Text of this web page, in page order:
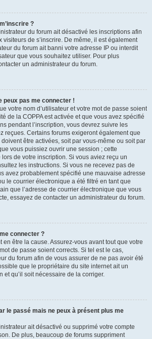
?
du forum ait désactivé les inscriptions afin
visiteurs de s’inscrire. De même, il est également
du forum ait banni votre adresse IP ou interdit
que vous souhaitez utiliser. Pour plus
un administrateur du forum.
peux pas me connecter !
votre nom d’utilisateur et votre mot de passe soient
de la COPPA est activée et que vous avez spécifié
pendant l’inscription, vous devrez suivre les
reçues. Certains forums exigeront également que
être activées, soit par vous-même ou soit par
vous puissiez ouvrir une session ; cette
de votre inscription. Si vous aviez reçu un
les instructions. Si vous ne recevez pas de
avez probablement spécifié une mauvaise adresse
le courrier électronique a été filtré en tant que
que l’adresse de courrier électronique que vous
essayez de contacter un administrateur du forum.
connecter ?
en être la cause. Assurez-vous avant tout que votre
de passe soient corrects. Si tel est le cas,
du forum afin de vous assurer de ne pas avoir été
que le propriétaire du site internet ait un
et qu’il soit nécessaire de la corriger.
le passé mais ne peux à présent plus me
ait désactivé ou supprimé votre compte
De plus, beaucoup de forums suppriment